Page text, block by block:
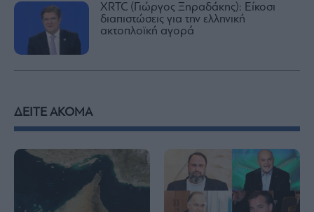
XRTC (Γιώργος Ξηραδάκης): Είκοσι
διαπιστώσεις για την ελληνική
ακτοπλοϊκή αγορά
ΔΕΙΤΕ ΑΚΟΜΑ